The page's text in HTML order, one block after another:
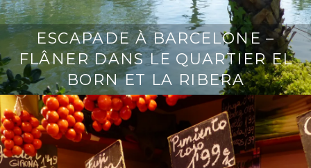
ESCAPADE À BARCELONE –
FLÂNER DANS LE QUARTIER EL
BORN ET LA RIBERA